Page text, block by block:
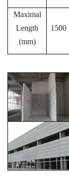
Maximal
Length
(mm)
1500